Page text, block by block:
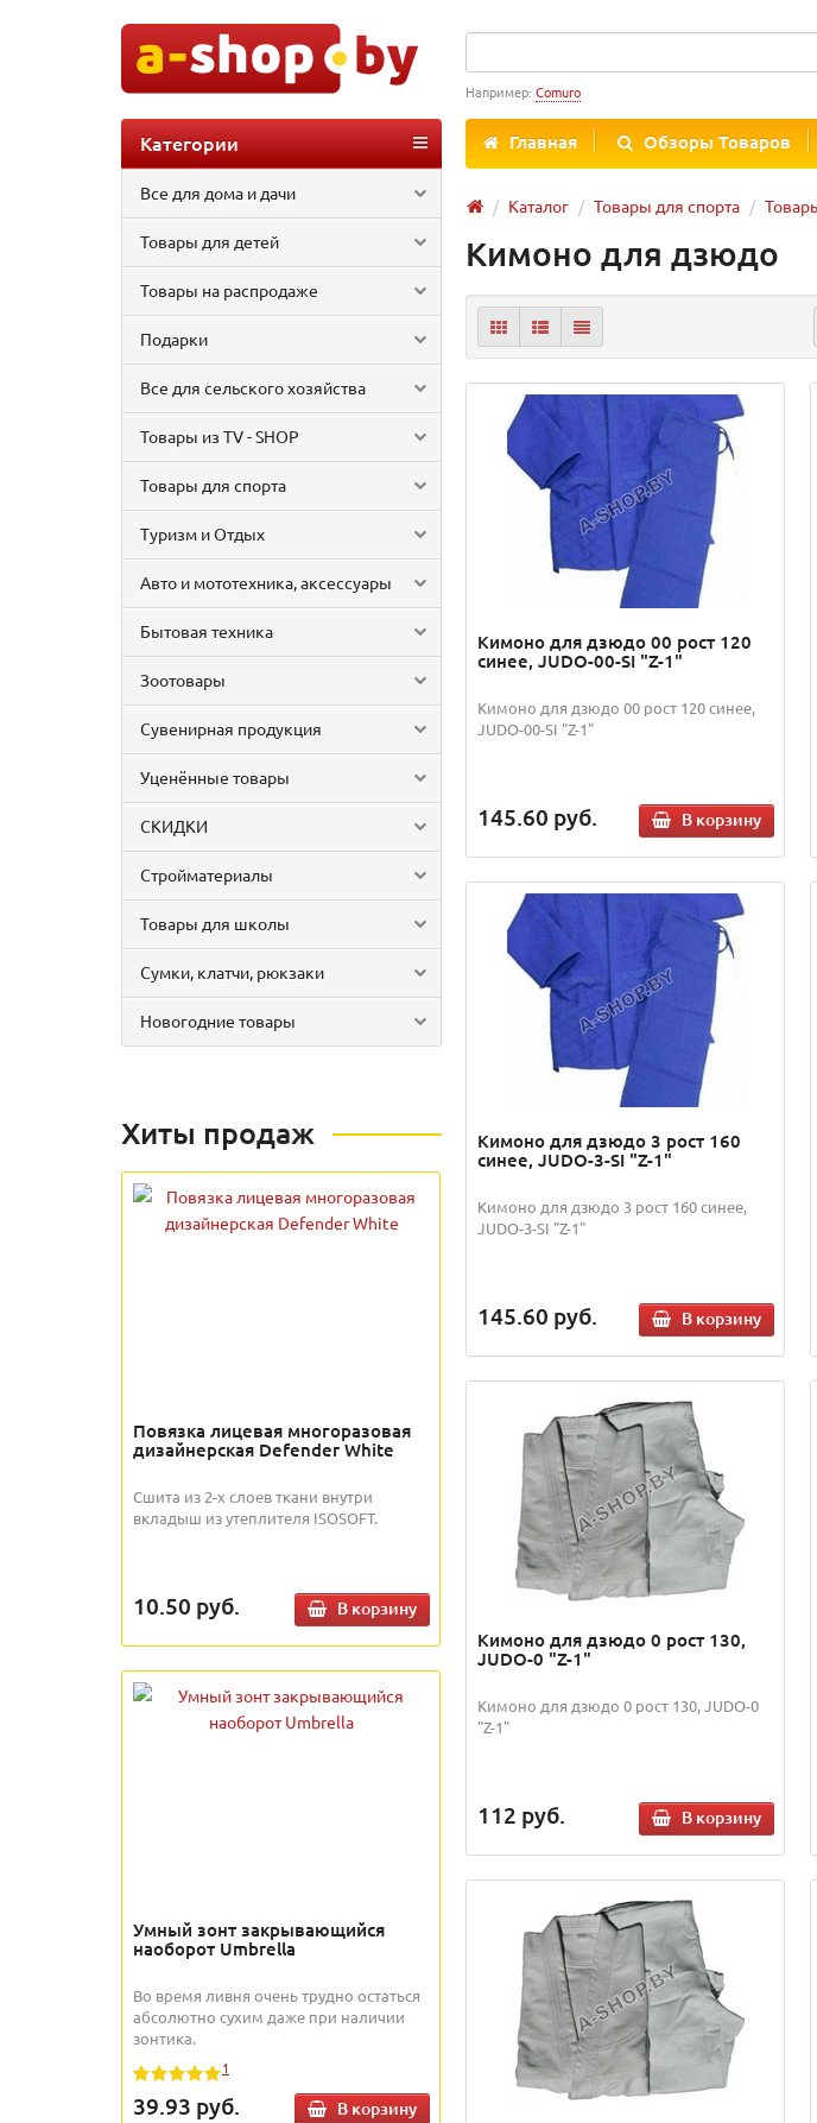
Например: Comuro
Главная Обзоры Товаров
Категории
Все для дома и дачи
Товары для детей
Товары на распродаже
Подарки
Все для сельского хозяйства
Товары из TV - SHOP
Товары для спорта
Туризм и Отдых
Авто и мототехника, аксессуары
Бытовая техника
Зоотовары
Сувенирная продукция
Уценённые товары
СКИДКИ
Стройматериалы
Товары для школы
Сумки, клатчи, рюкзаки
Новогодние товары
Каталог Товары для спорта
Хиты продаж
Повязка лицевая многоразовая
дизайнерская Defender White
Сшита из 2-х слоев ткани внутри
вкладыш из утеплителя ISOSOFT.
10.50 руб. В корзину
Умный зонт закрывающийся
наоборот Umbrella
Во время ливня очень трудно остаться
абсолютно сухим даже при наличии
зонтика.
1
39.93 руб. В корзину
Кимоно для дзюдо
Кимоно для дзюдо 00 рост 120
синее, JUDO-00-SI "Z-1"
Кимоно для дзюдо 00 рост 120 синее,
JUDO-00-SI "Z-1"
145.60 руб. В корзину
Кимоно для дзюдо 3 рост 160
синее, JUDO-3-SI "Z-1"
Кимоно для дзюдо 3 рост 160 синее,
JUDO-3-SI "Z-1"
145.60 руб. В корзину
Кимоно для дзюдо 0 рост 130,
JUDO-0 "Z-1"
Кимоно для дзюдо 0 рост 130, JUDO-0
"Z-1"
112 руб. В корзину